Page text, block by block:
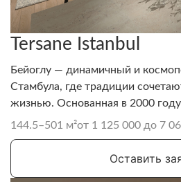
Tersane Istanbul
Бейоглу — динамичный и
Стамбула, где традиции
жизнью. Основанная в 2000
Таминче, Rixos Hotels является
известна тем, что ввела
144.5–501 м²от 1 125 000 до 7
Оставить